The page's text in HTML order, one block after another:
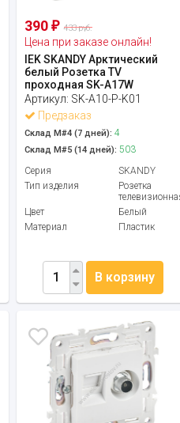
390₽ 433 руб.
Цена при заказе онлайн!
IEK SKANDY Арктический
белый Розетка TV
проходная SK-A17W
Артикул: SK-A10-P-K01
Предзаказ
Склад М#4 (7 дней): 4
Склад М#5 (14 дней): 503
Серия
SKANDY
Тип изделия
Розетка
Цвет
Белый
Материал
Пластик
В корзину